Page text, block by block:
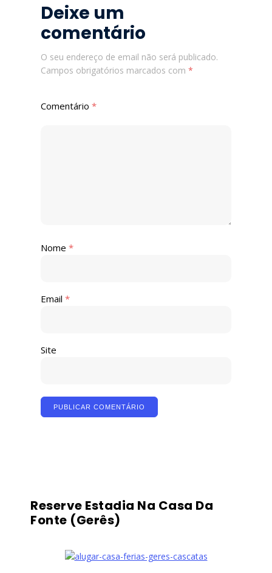
Deixe um
comentário
O seu endereço de email não será publicado.
Campos obrigatórios marcados com*
Comentário*
Nome*
Email*
Site
Reserve Estadia Na Casa Da
Fonte (Gerês)